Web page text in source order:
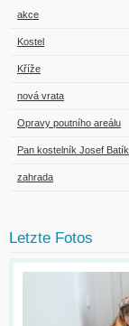
akce
Kostel
Kříže
nová vrata
Opravy poutního areálu
Pan kostelník Josef Batík
zahrada
Letzte Fotos